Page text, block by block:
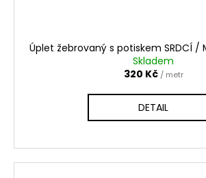
Úplet žebrovaný s potiskem SRDCÍ /
Skladem
320 Kč / metr
DETAIL